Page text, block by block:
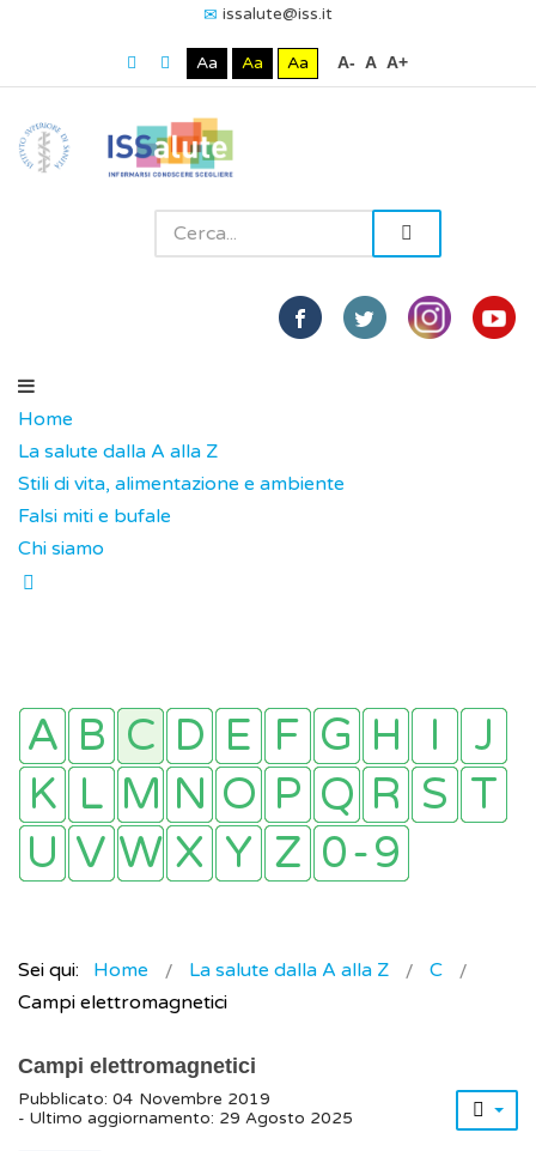
issalute@iss.it
Aa Aa Aa A- A A+
Home
La salute dalla A alla Z
Stili di vita, alimentazione e ambiente
Falsi miti e bufale
Chi siamo
Sei qui: Home La salute dalla A alla Z
C
Campi elettromagnetici
Campi elettromagnetici
Pubblicato: 04 Novembre 2019
- Ultimo aggiornamento: 29 Agosto 2025